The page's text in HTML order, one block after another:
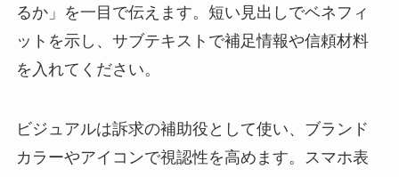
るか」を一目で伝えます。短い見出しでベネフィ
ットを示し、サブテキストで補足情報や信頼材料
を入れてください。
ビジュアルは訴求の補助役として使い、ブランド
カラーやアイコンで視認性を高めます。スマホ表